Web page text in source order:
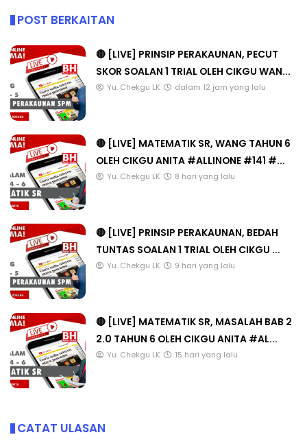
POST BERKAITAN
🔴 [LIVE] PRINSIP PERAKAUNAN, PECUT
SKOR SOALAN 1 TRIAL OLEH CIKGU WAN...
Yu. Chekgu LK dalam 12 jam yang lalu
🔴 [LIVE] MATEMATIK SR, WANG TAHUN 6
OLEH CIKGU ANITA #ALLINONE #141 #...
Yu. Chekgu LK 8 hari yang lalu
🔴 [LIVE] PRINSIP PERAKAUNAN, BEDAH
TUNTAS SOALAN 1 TRIAL OLEH CIKGU ...
Yu. Chekgu LK 9 hari yang lalu
🔴 [LIVE] MATEMATIK SR, MASALAH BAB 2
2.0 TAHUN 6 OLEH CIKGU ANITA #AL...
Yu. Chekgu LK 15 hari yang lalu
CATAT ULASAN